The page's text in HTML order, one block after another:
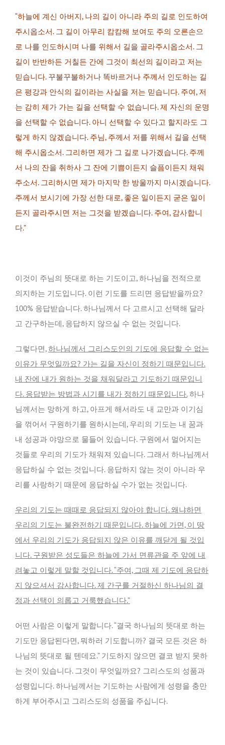
“하늘에 계신 아버지, 나의 길이 아니라 주의 길로 인도하여
주시옵소서. 그 길이 아무리 캄캄해 보여도 주의 오른손으
로 나를 인도하시며 나를 위해서 길을 골라주시옵소서. 그
길이 반반하든 거칠든 간에 그것이 최선의 길이라고 저는
믿습니다. 꾸불꾸불하거나 똑바르거나 주께서 인도하는 길
은 평강과 안식의 길이라는 사실을 저는 믿습니다. 주여, 저
는 감히 제가 가는 길을 선택할 수 없습니다. 제 자신의 운명
을 선택할 수 없습니다. 아니 선택할 수 있다고 할지라도 그
렇게 하지 않겠습니다. 주님, 주께서 저를 위해서 길을 선택
해 주시옵소서. 그리하면 제가 그 길로 나가겠습니다. 주께
서 나의 잔을 취하사 그 잔에 기쁨이든지 슬픔이든지 채워
주소서. 그리하시면 제가 마지막 한 방울까지 마시겠습니다.
주께서 보시기에 가장 선한 대로, 좋은 일이든지 굳은 일이
든지 골라주시면 저는 그것을 받겠습니다. 주여, 감사합니
다.”
이것이 주님의 뜻대로 하는 기도이고, 하나님을 전적으로
의지하는 기도입니다. 이런 기도를 드리면 응답받을까요?
100% 응답받습니다. 하나님께서 다 고르시고 선택해 달라
고 간구하는데, 응답하지 않으실 수 없는 것입니다.
그렇다면,하나님께서 그리스도인의 기도에 응답할 수 없는
이유가 무엇일까요? 가는 길을 자신이 정하기 때문입니다.
내 잔에 내가 원하는 것을 채워달라고 기도하기 때문입니
다. 응답받는 방법과 시기를 내가 정하기 때문입니다.하나
님께서는 망하게 하고, 아프게 해서라도 내 교만과 이기심
을 꺾어서 구원하기를 원하시는데, 우리의 기도는 내 꿈과
내 성공과 야망으로 물들어 있습니다. 구원에서 멀어지는
것들로 우리의 기도가 채워져 있습니다. 그래서 하나님께서
응답하실 수 없는 것입니다. 응답하지 않는 것이 아니라 우
리를 사랑하기 때문에 응답하실 수가 없는 것입니다.
우리의 기도는 때때로 응답되지 않아야 합니다. 왜냐하면
우리의 기도는 불완전하기 때문입니다. 하늘에 가면, 이 땅
에서 우리의 기도가 응답되지 않은 이유를 깨닫게 될 것입
니다. 구원받은 성도들은 하늘에 가서 면류관을 주 앞에 내
려놓고 이렇게 말할 것입니다.“주여, 그때 제 기도에 응답하
지 않으셔서 감사합니다. 제 간구를 거절하신 하나님의 결
정과 선택이 의롭고 거룩했습니다.”
어떤 사람은 이렇게 말합니다. “결국 하나님의 뜻대로 하는
기도만 응답된다면, 뭐하러 기도합니까? 결국 모든 것은 하
나님의 뜻대로 될 텐데요.” 기도하지 않으면 결코 받지 못하
는 것이 있습니다. 그것이 무엇일까요? 그리스도의 성품과
성령입니다. 하나님께서는 기도하는 사람에게 성령을 충만
하게 부어주시고 그리스도의 성품을 주십니다.